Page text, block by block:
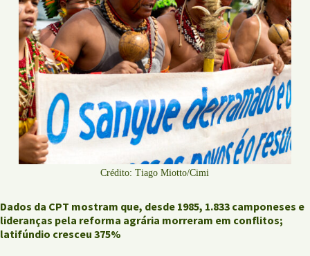
Crédito: Tiago Miotto/Cimi
Dados da CPT mostram que, desde 1985, 1.833 camponeses e
lideranças pela reforma agrária morreram em conflitos;
latifúndio cresceu 375%